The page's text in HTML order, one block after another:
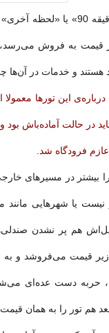
تورهای «دقیقه 90»
قیمت به فروش می‌رسد،
هستند و خدمات در آن‌ها
این تورها
در حالت آماده‌باش
فرودگاه شد.
را بیشتر در مسیرهای
نیست یا شهرهایی
هم پر نشدن
قیمت می‌فروشد و به
حربه‌ دست عده‌ای
هم تور را به همان